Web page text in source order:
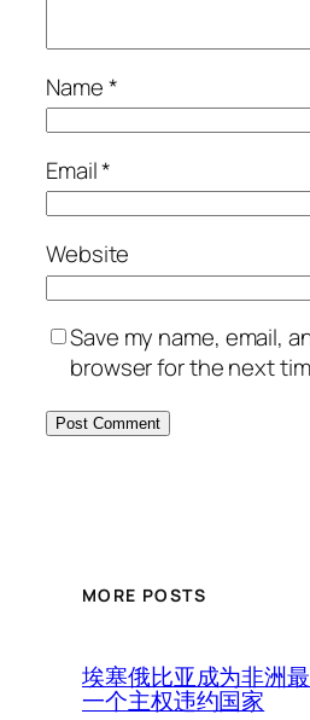
Name*
Email*
Website
Save my name, email,
browser for the next
MORE POSTS
埃塞俄比亚成为非洲
一个主权违约国家